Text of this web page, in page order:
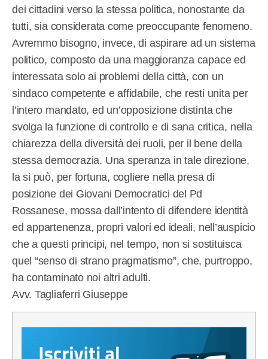
dei cittadini verso la stessa politica, nonostante da
tutti, sia considerata come preoccupante fenomeno.
Avremmo bisogno, invece, di aspirare ad un sistema
politico, composto da una maggioranza capace ed
interessata solo ai problemi della città, con un
sindaco competente e affidabile, che resti unita per
l’intero mandato, ed un’opposizione distinta che
svolga la funzione di controllo e di sana critica, nella
chiarezza della diversità dei ruoli, per il bene della
stessa democrazia. Una speranza in tale direzione,
la si può, per fortuna, cogliere nella presa di
posizione dei Giovani Democratici del Pd
Rossanese, mossa dall’intento di difendere identità
ed appartenenza, propri valori ed ideali, nell’auspicio
che a questi principi, nel tempo, non si sostituisca
quel “senso di strano pragmatismo”, che, purtroppo,
ha contaminato noi altri adulti.
Avv. Tagliaferri Giuseppe